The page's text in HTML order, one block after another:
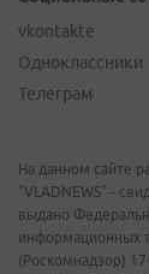
vkontakte
Одноклассники
Телеграм
На данном сайте
"VLADNEWS" -
выдано
информационных
(Роскомнадзор)